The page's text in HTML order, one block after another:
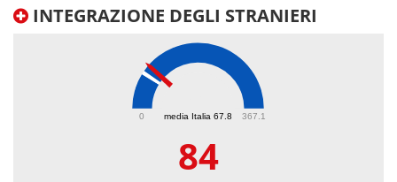
INTEGRAZIONE DEGLI STRANIERI
media Italia 67.8
0 367.1
84